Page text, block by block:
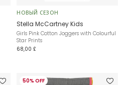
НОВЫЙ СЕЗОН
Stella McCartney Kids
Girls Pink Cotton Joggers with Colourful
Star Prints
68,00 £
50% OFF